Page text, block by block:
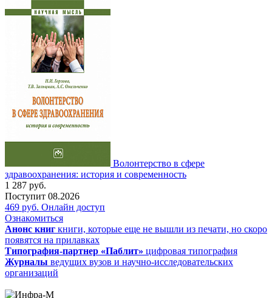
Волонтерство в сфере
здравоохранения: история и современность
1 287 руб.
Поступит 08.2026
469 руб. Онлайн доступ
Ознакомиться
Анонс книг книги, которые еще не вышли из печати, но скоро
появятся на прилавках
Типография-партнер «Паблит» цифровая типография
Журналы ведущих вузов и научно-исследовательских
организаций